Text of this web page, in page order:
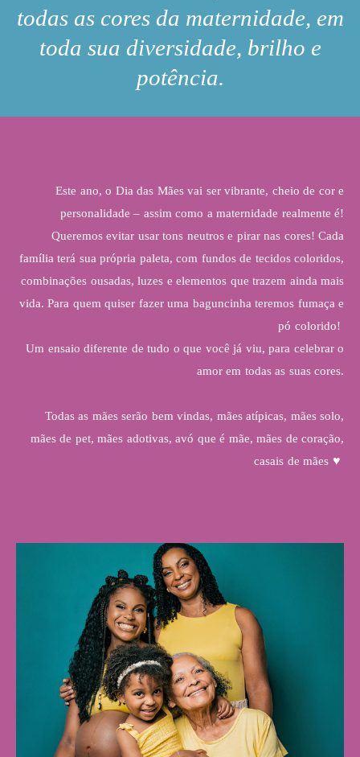
todas as cores da maternidade, em
toda sua diversidade, brilho e
potência.
Este ano, o Dia das Mães vai ser vibrante, cheio de cor e
personalidade – assim como a maternidade realmente é!
Queremos evitar usar tons neutros e pirar nas cores! Cada
família terá sua própria paleta, com fundos de tecidos coloridos,
combinações ousadas, luzes e elementos que trazem ainda mais
vida. Para quem quiser fazer uma baguncinha teremos fumaça e
pó colorido!
Um ensaio diferente de tudo o que você já viu, para celebrar o
amor em todas as suas cores.
Todas as mães serão bem vindas, mães atípicas, mães solo,
mães de pet, mães adotivas, avó que é mãe, mães de coração,
casais de mães ♥